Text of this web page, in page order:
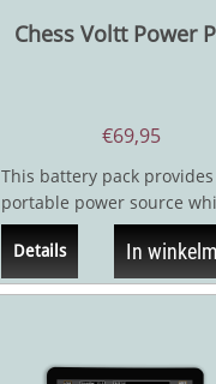
Chess Voltt Power
€69,95
This battery pack
portable power source
you're camping or simply
the...
Details In